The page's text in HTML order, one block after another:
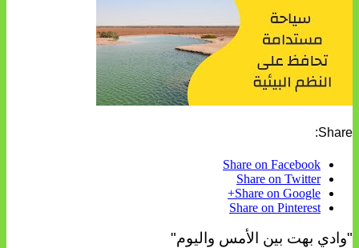
Share:
Share on Facebook
Share on Twitter
Share on Google+
Share on Pinterest
"وادي بهت بين الأمس واليوم"